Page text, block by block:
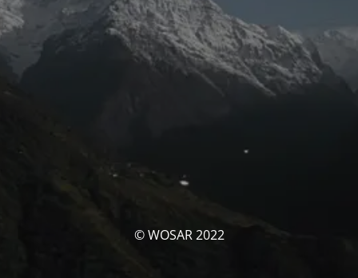
© WOSAR 2022